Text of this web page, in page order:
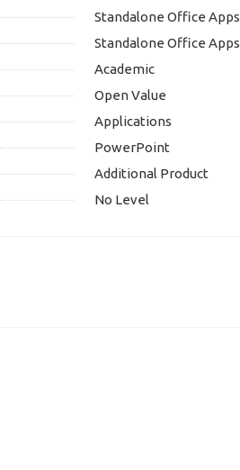
Standalone Office Apps
Standalone Office Apps
Academic
Open Value
Applications
PowerPoint
Additional Product
No Level